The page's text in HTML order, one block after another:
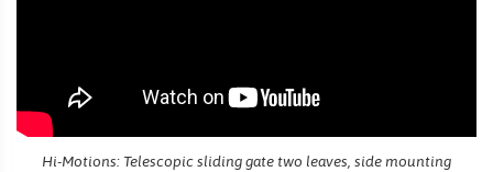
Hi-Motions: Telescopic sliding gate two leaves, side mounting